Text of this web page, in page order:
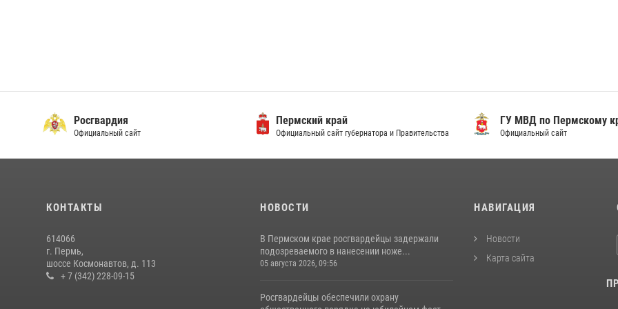
Росгвардия
Официальный сайт
Пермский край
Официальный сайт губернатора и Правительства
ГУ МВД по Пермскому
Официальный сайт
КОНТАКТЫ
614066
г. Пермь,
шоссе Космонавтов, д. 113
+ 7 (342) 228-09-15
НОВОСТИ
В Пермском крае росгвардейцы задержали
подозреваемого в нанесении ноже...
05 августа 2026, 09:56
Росгвардейцы обеспечили охрану
НАВИГАЦИЯ
Новости
Карта сайта